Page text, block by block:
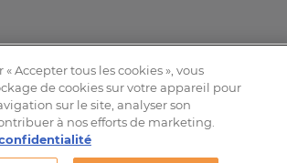
réservés © 2016-2026 Expat-Dakar
Accepter tous les cookies », vous
de cookies sur votre appareil pour
sur le site, analyser son
à nos efforts de marketing.